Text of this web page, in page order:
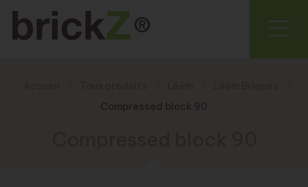
Compressed block 90